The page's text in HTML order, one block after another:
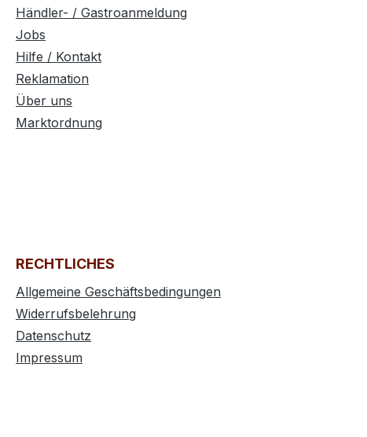
Händler- / Gastroanmeldung
Jobs
Hilfe / Kontakt
Reklamation
Über uns
Marktordnung
RECHTLICHES
Allgemeine Geschäftsbedingungen
Widerrufsbelehrung
Datenschutz
Impressum